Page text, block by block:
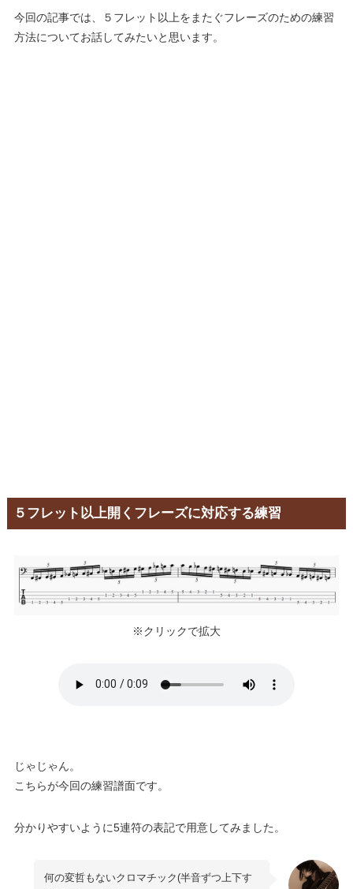
今回の記事では、５フレット以上をまたぐフレーズのための練習
方法についてお話してみたいと思います。
５フレット以上開くフレーズに対応する練習
※クリックで拡大
じゃじゃん。
こちらが今回の練習譜面です。
分かりやすいように5連符の表記で用意してみました。
何の変哲もないクロマチック(半音ずつ上下す